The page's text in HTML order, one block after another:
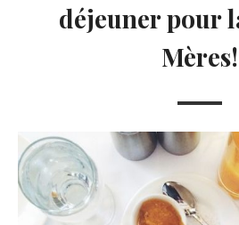
déjeuner pour
Mères!